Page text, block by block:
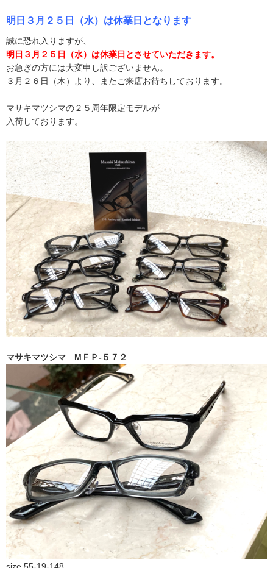
明日３月２５日（水）は休業日となります
誠に恐れ入りますが、
明日３月２５日（水）は休業日とさせていただきます。
お急ぎの方には大変申し訳ございません。
３月２６日（木）より、またご来店お待ちしております。
マサキマツシマの２５周年限定モデルが
入荷しております。
マサキマツシマ МＦＰ-５７２